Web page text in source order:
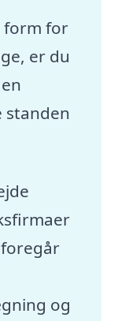
form for
er du
standen
og